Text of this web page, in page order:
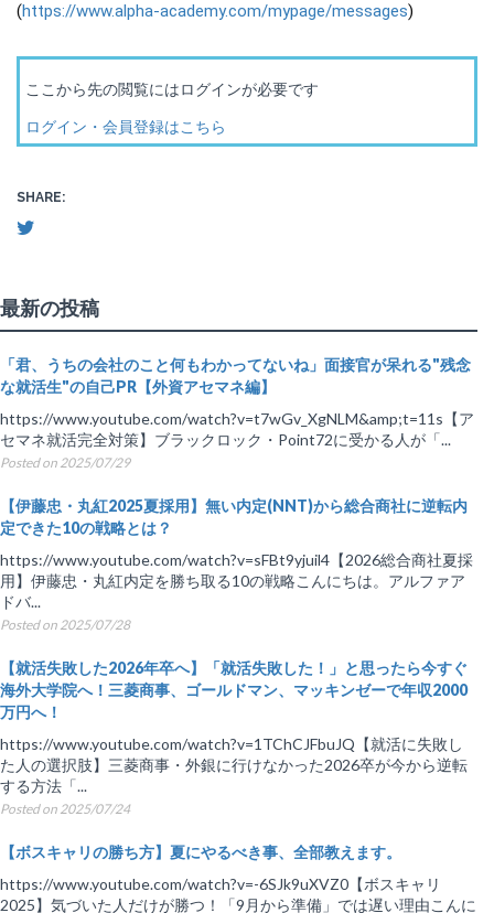
(https://www.alpha-academy.com/mypage/messages)
ここから先の閲覧にはログインが必要です
ログイン・会員登録はこちら
SHARE:
最新の投稿
「君、うちの会社のこと何もわかってないね」面接官が呆れる"残念
な就活生"の自己PR【外資アセマネ編】
https://www.youtube.com/watch?v=t7wGv_XgNLM&amp;t=11s【ア
セマネ就活完全対策】ブラックロック・Point72に受かる人が「...
Posted on 2025/07/29
【伊藤忠・丸紅2025夏採用】無い内定(NNT)から総合商社に逆転内
定できた10の戦略とは？
https://www.youtube.com/watch?v=sFBt9yjuil4【2026総合商社夏採
用】伊藤忠・丸紅内定を勝ち取る10の戦略こんにちは。アルファア
ドバ...
Posted on 2025/07/28
【就活失敗した2026年卒へ】「就活失敗した！」と思ったら今すぐ
海外大学院へ！三菱商事、ゴールドマン、マッキンゼーで年収2000
万円へ！
https://www.youtube.com/watch?v=1TChCJFbuJQ【就活に失敗し
た人の選択肢】三菱商事・外銀に行けなかった2026卒が今から逆転
する方法「...
Posted on 2025/07/24
【ボスキャリの勝ち方】夏にやるべき事、全部教えます。
https://www.youtube.com/watch?v=-6SJk9uXVZ0【ボスキャリ
2025】気づいた人だけが勝つ！「9月から準備」では遅い理由こんに